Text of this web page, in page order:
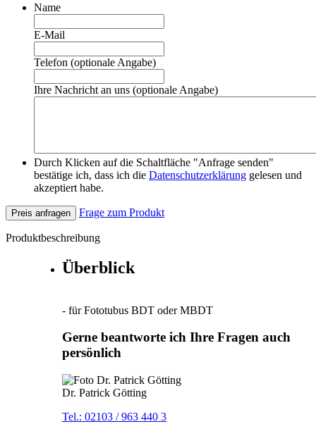
Name
E-Mail
Telefon (optionale Angabe)
Ihre Nachricht an uns (optionale Angabe)
Durch Klicken auf die Schaltfläche "Anfrage senden"
bestätige ich, dass ich die Datenschutzerklärung gelesen und
akzeptiert habe.
Preis anfragen Frage zum Produkt
Produktbeschreibung
Überblick
- für Fototubus BDT oder MBDT
Gerne beantworte ich Ihre Fragen auch
persönlich
Dr. Patrick Götting
Tel.: 02103 / 963 440 3